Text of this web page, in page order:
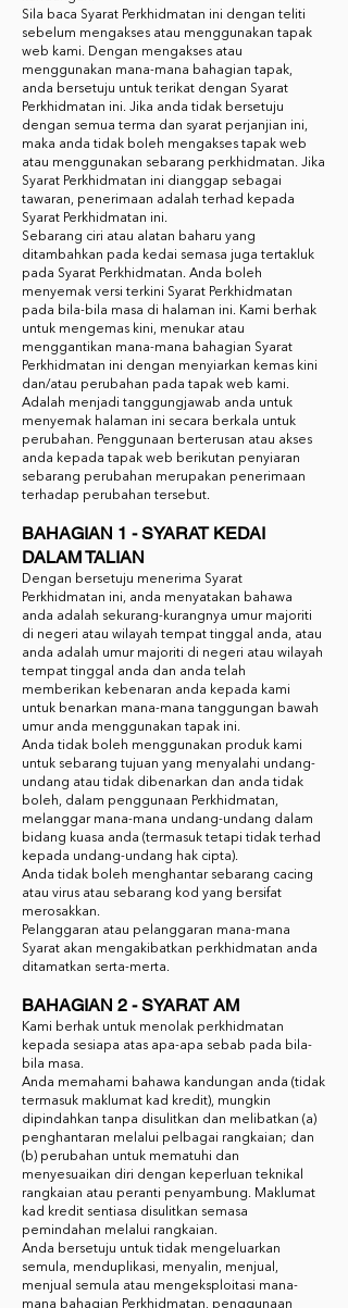
Sila baca Syarat Perkhidmatan ini dengan teliti
sebelum mengakses atau menggunakan tapak
web kami. Dengan mengakses atau
menggunakan mana-mana bahagian tapak,
anda bersetuju untuk terikat dengan Syarat
Perkhidmatan ini. Jika anda tidak bersetuju
dengan semua terma dan syarat perjanjian ini,
maka anda tidak boleh mengakses tapak web
atau menggunakan sebarang perkhidmatan. Jika
Syarat Perkhidmatan ini dianggap sebagai
tawaran, penerimaan adalah terhad kepada
Syarat Perkhidmatan ini.
Sebarang ciri atau alatan baharu yang
ditambahkan pada kedai semasa juga tertakluk
pada Syarat Perkhidmatan. Anda boleh
menyemak versi terkini Syarat Perkhidmatan
pada bila-bila masa di halaman ini. Kami berhak
untuk mengemas kini, menukar atau
menggantikan mana-mana bahagian Syarat
Perkhidmatan ini dengan menyiarkan kemas kini
dan/atau perubahan pada tapak web kami.
Adalah menjadi tanggungjawab anda untuk
menyemak halaman ini secara berkala untuk
perubahan. Penggunaan berterusan atau akses
anda kepada tapak web berikutan penyiaran
sebarang perubahan merupakan penerimaan
terhadap perubahan tersebut.
BAHAGIAN 1 - SYARAT KEDAI
DALAM TALIAN
Dengan bersetuju menerima Syarat
Perkhidmatan ini, anda menyatakan bahawa
anda adalah sekurang-kurangnya umur majoriti
di negeri atau wilayah tempat tinggal anda, atau
anda adalah umur majoriti di negeri atau wilayah
tempat tinggal anda dan anda telah
memberikan kebenaran anda kepada kami
untuk benarkan mana-mana tanggungan bawah
umur anda menggunakan tapak ini.
Anda tidak boleh menggunakan produk kami
untuk sebarang tujuan yang menyalahi undang-
undang atau tidak dibenarkan dan anda tidak
boleh, dalam penggunaan Perkhidmatan,
melanggar mana-mana undang-undang dalam
bidang kuasa anda (termasuk tetapi tidak terhad
kepada undang-undang hak cipta).
Anda tidak boleh menghantar sebarang cacing
atau virus atau sebarang kod yang bersifat
merosakkan.
Pelanggaran atau pelanggaran mana-mana
Syarat akan mengakibatkan perkhidmatan anda
ditamatkan serta-merta.
BAHAGIAN 2 - SYARAT AM
Kami berhak untuk menolak perkhidmatan
kepada sesiapa atas apa-apa sebab pada bila-
bila masa.
Anda memahami bahawa kandungan anda (tidak
termasuk maklumat kad kredit), mungkin
dipindahkan tanpa disulitkan dan melibatkan (a)
penghantaran melalui pelbagai rangkaian; dan
(b) perubahan untuk mematuhi dan
menyesuaikan diri dengan keperluan teknikal
rangkaian atau peranti penyambung. Maklumat
kad kredit sentiasa disulitkan semasa
pemindahan melalui rangkaian.
Anda bersetuju untuk tidak mengeluarkan
semula, menduplikasi, menyalin, menjual,
menjual semula atau mengeksploitasi mana-
mana bahagian Perkhidmatan, penggunaan